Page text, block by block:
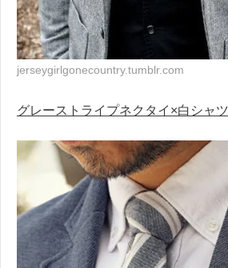
jerseygirlgonecountry.tumblr.com
グレーストライプネクタイ×白シャ